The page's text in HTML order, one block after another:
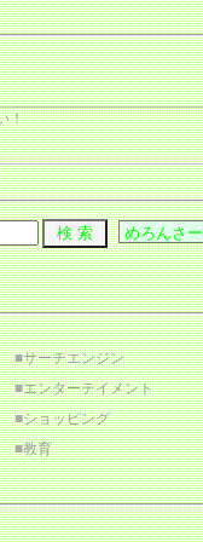
■サーチエンジン
■エンターテイメント
■ショッピング
■教育